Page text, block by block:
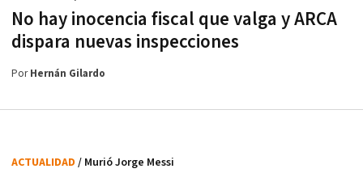
No hay inocencia fiscal que valga y ARCA
dispara nuevas inspecciones
PorHernán Gilardo
ACTUALIDAD / Murió Jorge Messi